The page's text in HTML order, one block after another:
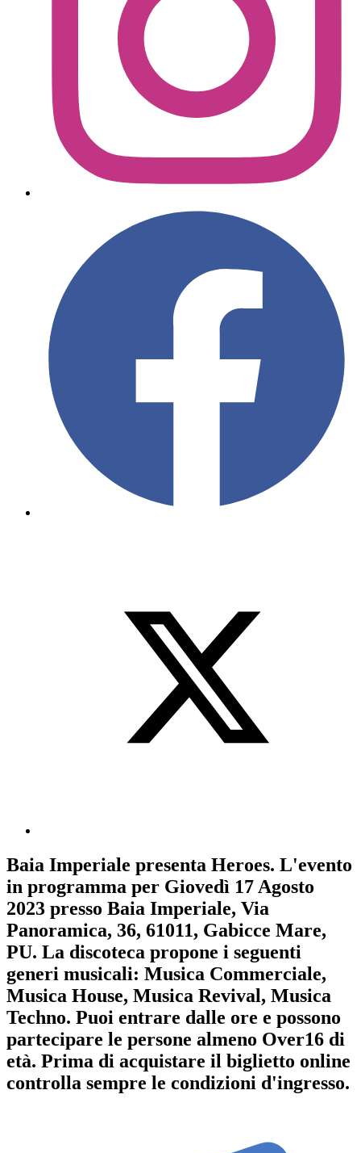
Baia Imperiale presenta Heroes. L'evento
in programma per Giovedì 17 Agosto
2023 presso Baia Imperiale, Via
Panoramica, 36, 61011, Gabicce Mare,
PU. La discoteca propone i seguenti
generi musicali: Musica Commerciale,
Musica House, Musica Revival, Musica
Techno. Puoi entrare dalle ore e possono
partecipare le persone almeno Over16 di
età. Prima di acquistare il biglietto online
controlla sempre le condizioni d'ingresso.